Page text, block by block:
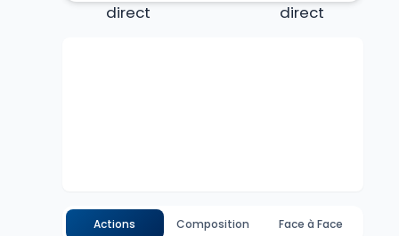
Actions Composition Face à Face